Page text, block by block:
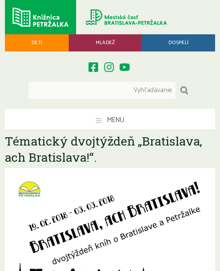
DETI MLÁDEŽ DOSPELÍ
MENU
Tématický dvojtýždeň „Bratislava,
ach Bratislava!“.